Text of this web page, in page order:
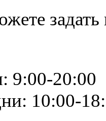
9:00-20:00
10:00-